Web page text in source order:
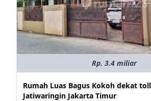
Rp. 3.4 miliar
Rumah Luas Bagus Kokoh dekat
Jatiwaringin Jakarta Timur